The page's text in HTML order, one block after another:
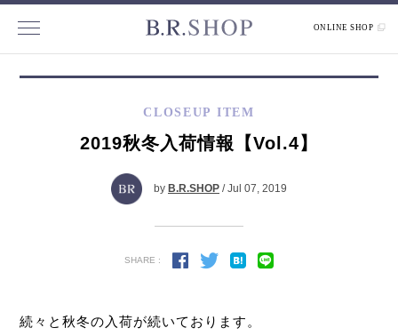
ONLINE SHOP
CLOSEUP ITEM
2019秋冬入荷情報【Vol.4】
by B.R.SHOP / Jul 07, 2019
SHARE :
続々と秋冬の入荷が続いております。